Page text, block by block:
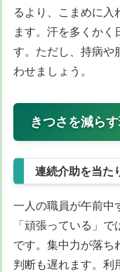
るより、こまめに入
ます。汗を多くか
す。ただし、持病や
わせましょう。
きつさを減ら
連続介助を当た
一人の職員が午前中
「頑張っている」
です。集中力が落ち
判断も遅れます。利